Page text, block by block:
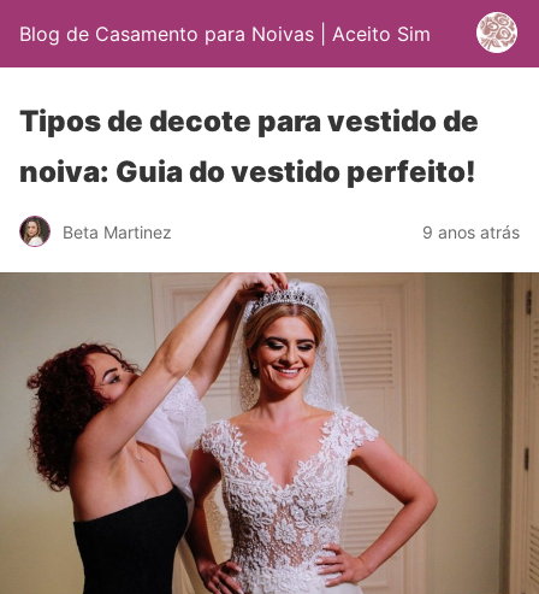
Blog de Casamento para Noivas | Aceito Sim
Tipos de decote para vestido de
noiva: Guia do vestido perfeito!
Beta Martinez 9 anos atrás